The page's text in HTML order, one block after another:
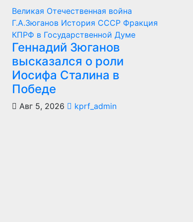
Великая Отечественная война
Г.А.Зюганов История СССР Фракция
КПРФ в Государственной Думе
Геннадий Зюганов
высказался о роли
Иосифа Сталина в
Победе
Авг 5, 2026 kprf_admin